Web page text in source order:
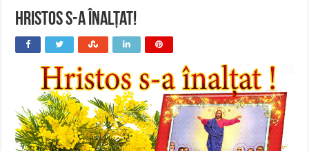
Hristos s-a înalțat!